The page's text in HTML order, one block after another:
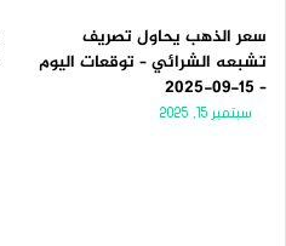
سعر الذهب يحاول تصريف
تشبعه الشرائي – توقعات اليوم
– 15-09-2025
سبتمبر 15, 2025